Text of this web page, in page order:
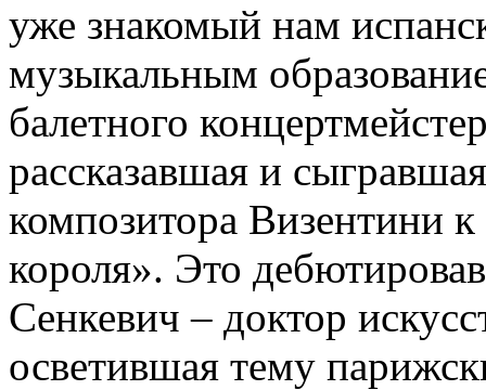
уже знакомый нам
музыкальным
балетного
рассказавшая и
композитора Визентини
короля». Это
Сенкевич – доктор
осветившая тему